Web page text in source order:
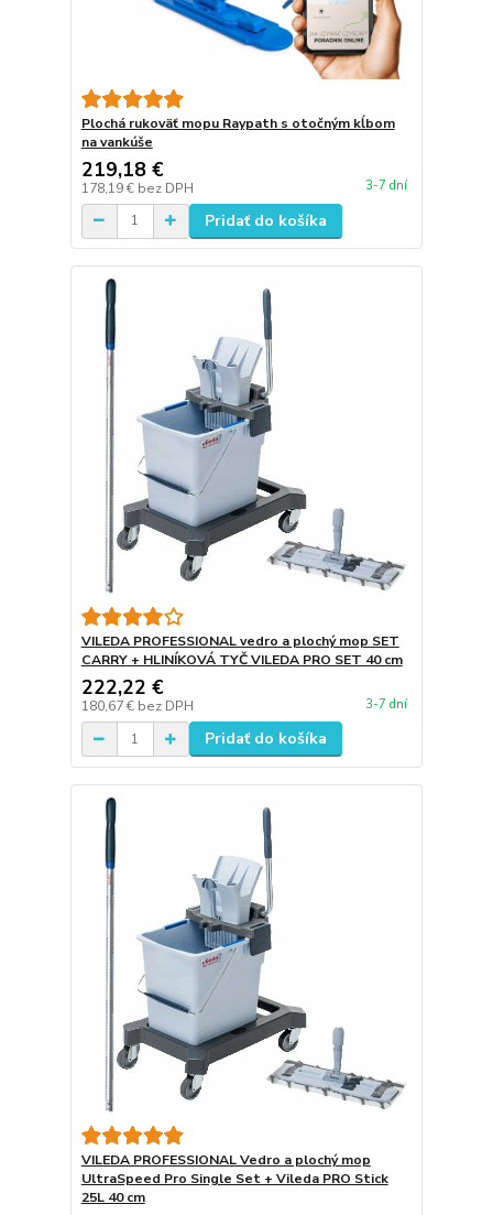
Plochá rukoväť mopu Raypath s otočným kĺbom
na vankúše
219,18 €
178,19 € bez DPH 3-7 dní
Pridať do košíka
VILEDA PROFESSIONAL vedro a plochý mop SET
CARRY + HLINÍKOVÁ TYČ VILEDA PRO SET 40 cm
222,22 €
180,67 € bez DPH 3-7 dní
Pridať do košíka
VILEDA PROFESSIONAL Vedro a plochý mop
UltraSpeed Pro Single Set + Vileda PRO Stick
25L 40 cm